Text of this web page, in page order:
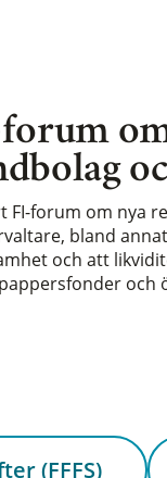
FI-forum om nya
bland
och att
och
(FFFS)